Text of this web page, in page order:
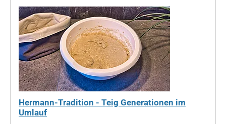
Hermann-Tradition - Teig Generationen im
Umlauf